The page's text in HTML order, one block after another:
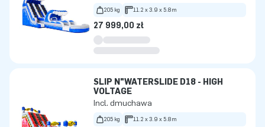
205 kg 11.2 x 3.9 x 5.8m
27 999,00 zł
SLIP N"WATERSLIDE D18 - HIGH
VOLTAGE
Incl. dmuchawa
205 kg 11.2 x 3.9 x 5.8m